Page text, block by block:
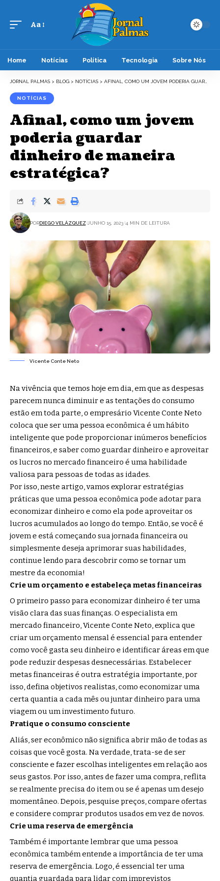
Font
Aa
Home Notícias Política Tecnologia Sobre Nós
JORNAL PALMAS > BLOG > NOTÍCIAS > AFINAL, COMO UM JOVEM PODERIA GUARDAR DINHEIRO DE MANEIRA ESTRATÉGICA?
NOTÍCIAS
Afinal, como um jovem
poderia guardar
dinheiro de maneira
estratégica?
PORDIEGO VELÁZQUEZ JUNHO 15, 2023 4 MIN DE LEITURA
Vicente Conte Neto
Na vivência que temos hoje em dia, em que as despesas
parecem nunca diminuir e as tentações do consumo
estão em toda parte, o empresário Vicente Conte Neto
coloca que ser uma pessoa econômica é um hábito
inteligente que pode proporcionar inúmeros benefícios
financeiros, e saber como guardar dinheiro e aproveitar
os lucros no mercado financeiro é uma habilidade
valiosa para pessoas de todas as idades.
Por isso, neste artigo, vamos explorar estratégias
práticas que uma pessoa econômica pode adotar para
economizar dinheiro e como ela pode aproveitar os
lucros acumulados ao longo do tempo. Então, se você é
jovem e está começando sua jornada financeira ou
simplesmente deseja aprimorar suas habilidades,
continue lendo para descobrir como se tornar um
mestre da economia!
Crie um orçamento e estabeleça metas financeiras
O primeiro passo para economizar dinheiro é ter uma
visão clara das suas finanças. O especialista em
mercado financeiro, Vicente Conte Neto, explica que
criar um orçamento mensal é essencial para entender
como você gasta seu dinheiro e identificar áreas em que
pode reduzir despesas desnecessárias. Estabelecer
metas financeiras é outra estratégia importante, por
isso, defina objetivos realistas, como economizar uma
certa quantia a cada mês ou juntar dinheiro para uma
viagem ou um investimento futuro.
Pratique o consumo consciente
Aliás, ser econômico não significa abrir mão de todas as
coisas que você gosta. Na verdade, trata-se de ser
consciente e fazer escolhas inteligentes em relação aos
seus gastos. Por isso, antes de fazer uma compra, reflita
se realmente precisa do item ou se é apenas um desejo
momentâneo. Depois, pesquise preços, compare ofertas
e considere comprar produtos usados em vez de novos.
Crie uma reserva de emergência
Também é importante lembrar que uma pessoa
econômica também entende a importância de ter uma
reserva de emergência. Logo, é essencial ter uma
quantia guardada para lidar com imprevistos